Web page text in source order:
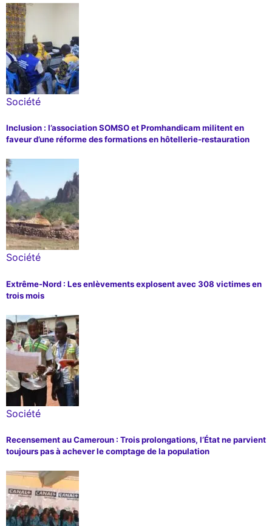
Société
Inclusion : l’association SOMSO et Promhandicam militent en
faveur d’une réforme des formations en hôtellerie-restauration
Société
Extrême-Nord : Les enlèvements explosent avec 308 victimes en
trois mois
Société
Recensement au Cameroun : Trois prolongations, l’État ne parvient
toujours pas à achever le comptage de la population